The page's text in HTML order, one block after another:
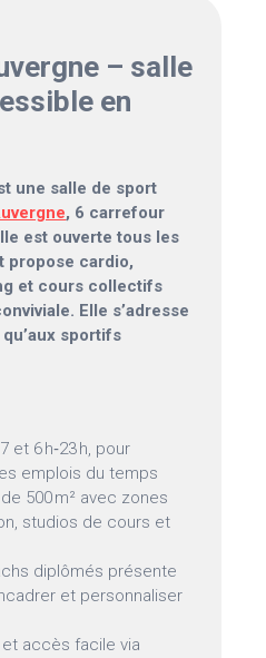
– salle
en
une salle de sport
, 6 carrefour
est ouverte tous les
propose cardio,
et cours collectifs
Elle s’adresse
sportifs
et 6 h‑23 h, pour
emplois du temps
500 m² avec zones
studios de cours et
diplômés présente
et personnaliser
accès facile via